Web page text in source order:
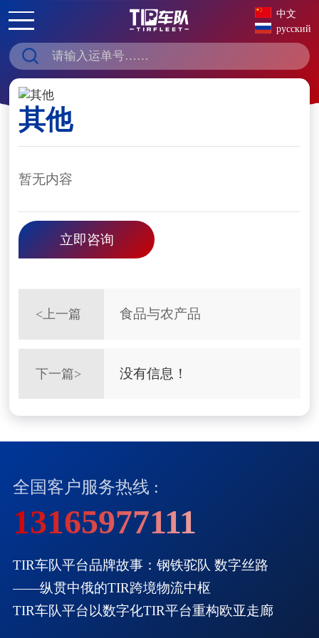
中文
русский
其他
暂无内容
立即咨询
<上一篇 食品与农产品
下一篇> 没有信息！
全国客户服务热线 :
13165977111
TIR车队平台品牌故事：钢铁驼队 数字丝路
——纵贯中俄的TIR跨境物流中枢
TIR车队平台以数字化TIR平台重构欧亚走廊